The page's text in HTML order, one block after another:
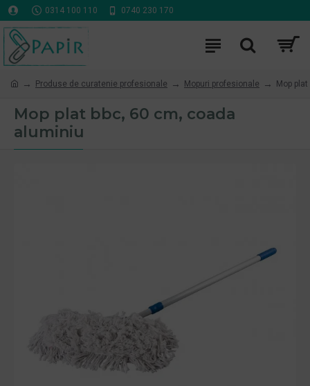
0314 100 110 0740 230 170
Produse de curatenie profesionale Mopuri profesionale Mop
Mop plat bbc, 60 cm, coada
aluminiu